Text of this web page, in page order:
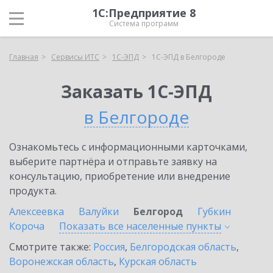
1С:Предприятие 8
Система программ
Главная Сервисы ИТС 1С-ЭПД 1С-ЭПД в Белгороде
Заказать 1С-ЭПД
в Белгороде
Ознакомьтесь с информационными карточками,
выберите партнёра и отправьте заявку на
консультацию, приобретение или внедрение
продукта.
Алексеевка
Валуйки Белгород
Губкин
Короча
Показать все населенные пункты
Смотрите также: Россия, Белгородская область,
Воронежская область, Курская область